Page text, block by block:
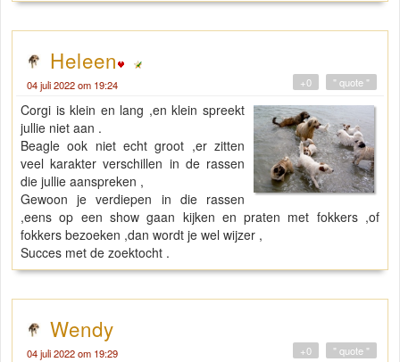
Heleen
04 juli 2022 om 19:24 " quote "
+0
Corgi is klein en lang ,en klein spreekt
jullie niet aan .
Beagle ook niet echt groot ,er zitten
veel karakter verschillen in de rassen
die jullie aanspreken ,
Gewoon je verdiepen in die rassen
,eens op een show gaan kijken en praten met fokkers ,of
fokkers bezoeken ,dan wordt je wel wijzer ,
Succes met de zoektocht .
Wendy
04 juli 2022 om 19:29 " quote "
+0